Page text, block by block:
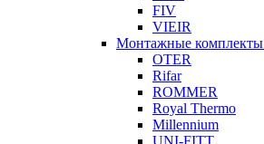
FIV
VIEIR
Монтажные комплекты
OTER
Rifar
ROMMER
Royal Thermo
Millennium
UNI-FITT